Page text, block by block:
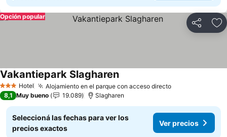
Compartir
Opción popular
3 Estrellas
Hotel Alojamiento en el parque con acceso directo
Vakantiepark Slagharen
8,1 Muy bueno 19.089 Slagharen
Seleccioná las fechas para ver los
precios exactos
Ver precios